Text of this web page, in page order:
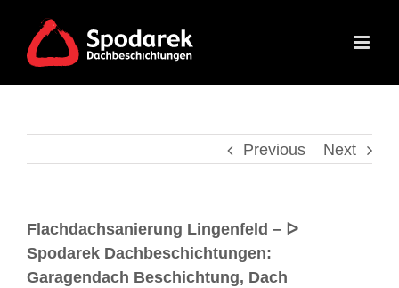
Previous Next
Flachdachsanierung Lingenfeld – ᐅ
Spodarek Dachbeschichtungen:
Garagendach Beschichtung, Dach